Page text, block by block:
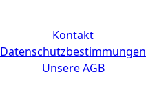
Kontakt
Datenschutzbestimmungen
Unsere AGB